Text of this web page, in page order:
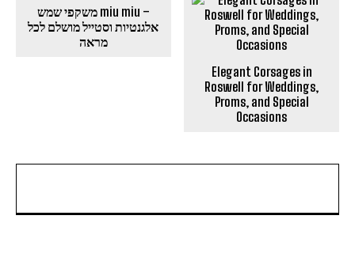
משקפי שמש miu miu –
אלגנטיות וסטייל מושלם לכל
מראה
Elegant Corsages in
Roswell for Weddings,
Proms, and Special
Occasions